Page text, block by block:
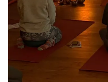
Im April 2027 findet das
Wann und wo?
Von Freitagnachmittag,
April 2027.